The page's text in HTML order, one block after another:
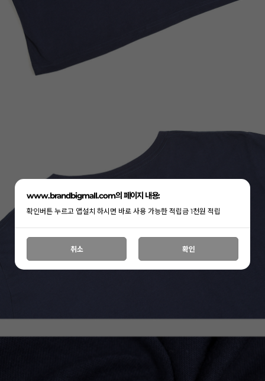
www.brandbigmall.com의 페이지 내용:
확인버튼 누르고 앱설치 하시면 바로 사용 가능한 적립금 1천원 적립
취소 확인